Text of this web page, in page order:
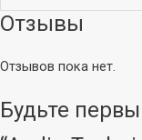
Саундбары
Отзывы
Отзывов пока нет.
Будьте